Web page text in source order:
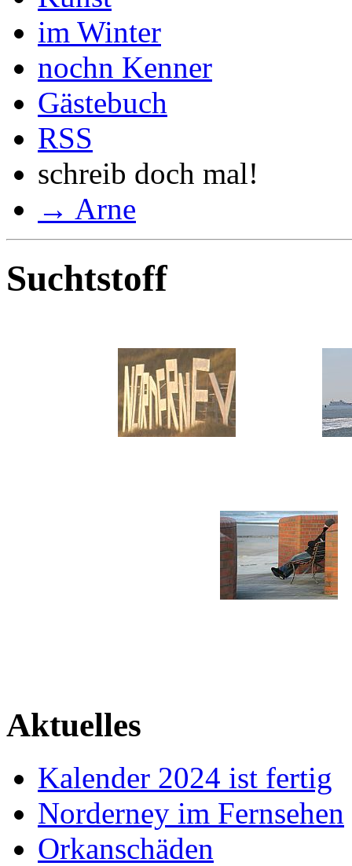
im Winter
nochn Kenner
Gästebuch
RSS
schreib doch mal!
→ Arne
Suchtstoff
Aktuelles
Kalender 2024 ist fertig
Norderney im Fernsehen
Orkanschäden